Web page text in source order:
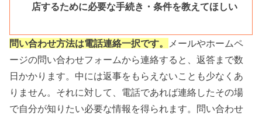
店するために必要な手続き・条件を教えてほしい
問い合わせ方法は電話連絡一択です。
メールやホームペ
ージの問い合わせフォームから連絡すると、返答まで数
日かかります。中には返事をもらえないことも少なくあ
りません。それに対して、電話であれば連絡したその場
で自分が知りたい必要な情報を得られます。問い合わせ